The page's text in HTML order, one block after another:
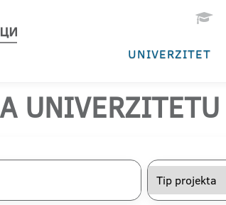
UNIVERZITET
UNIVERZITETU